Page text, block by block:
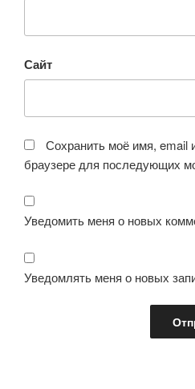
Сайт
Сохранить моё имя, email
браузере для последующих
Уведомить меня о новых
Уведомлять меня о новых